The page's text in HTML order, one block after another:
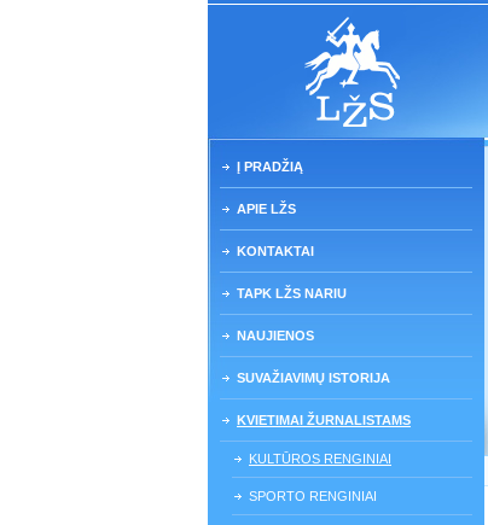
Į PRADŽIĄ
APIE LŽS
KONTAKTAI
TAPK LŽS NARIU
NAUJIENOS
SUVAŽIAVIMŲ ISTORIJA
KVIETIMAI ŽURNALISTAMS
KULTŪROS RENGINIAI
SPORTO RENGINIAI